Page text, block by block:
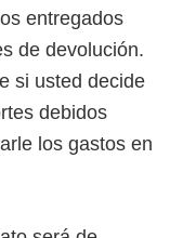
entregados
de devolución.
si usted decide
debidos
los gastos en